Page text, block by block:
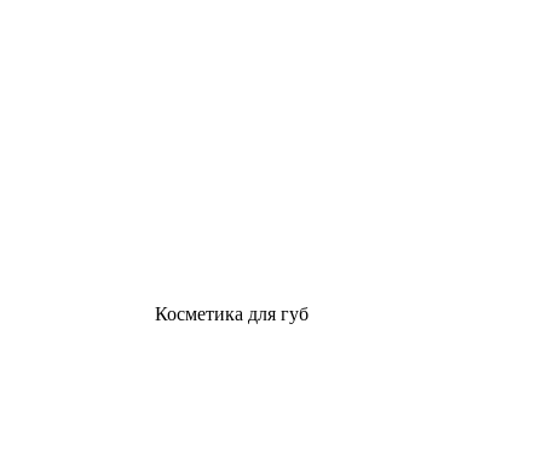
Косметика для губ